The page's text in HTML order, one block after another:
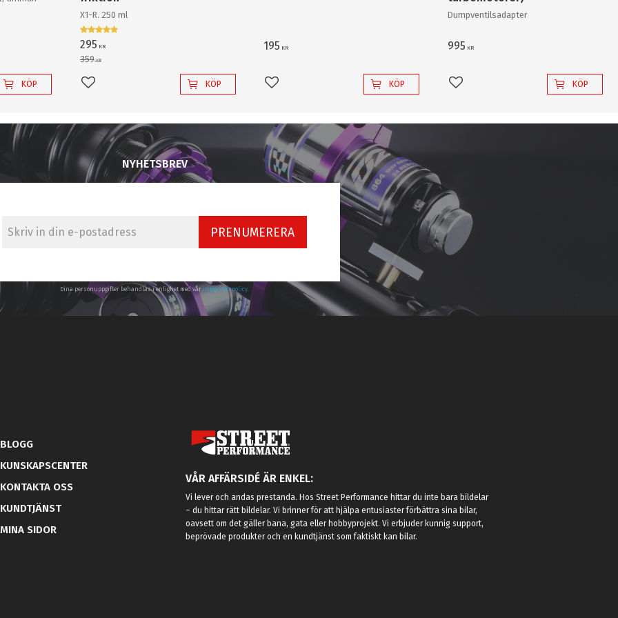
KÖP
X1-R. 250 ml
295 KR
359KR
Lägg till i favoriter KÖP
195 KR
Lägg till i favoriter KÖP
Dumpventilsadapter
995 KR
Lägg till i favoriter KÖP
NYHETSBREV
PRENUMERERA
Dina personuppgifter behandlas i enlighet med vår integritetspolicy
BLOGG
KUNSKAPSCENTER
KONTAKTA OSS
KUNDTJÄNST
MINA SIDOR
VÅR AFFÄRSIDÉ ÄR ENKEL:
Vi lever och andas prestanda. Hos Street Performance hittar du inte bara bildelar
– du hittar rätt bildelar. Vi brinner för att hjälpa entusiaster förbättra sina bilar,
oavsett om det gäller bana, gata eller hobbyprojekt. Vi erbjuder kunnig support,
beprövade produkter och en kundtjänst som faktiskt kan bilar.